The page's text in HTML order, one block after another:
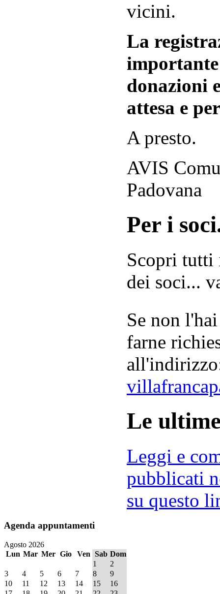
vicini.
La
donazioni
attesa e
A presto.
AVIS
Padovana
Per i
Scopri tutti
dei soci...
Se non
farne
Le
Leggi e
pubblicati
su questo
Agenda appuntamenti
Agosto 2026
Lun Mar Mer Gio Ven Sab Dom
1
2
3
4 5 6 7 8
9
10
11 12 13 14 15
16